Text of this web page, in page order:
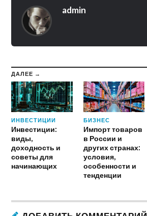
admin
ДАЛЕЕ →
ИНВЕСТИЦИИ
Инвестиции:
виды,
доходность и
советы для
начинающих
БИЗНЕС
Импорт товаров
в России и
других странах:
условия,
особенности и
тенденции